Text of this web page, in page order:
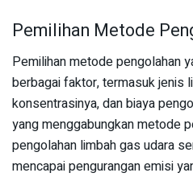
Pemilihan Metode
Pemilihan metode pengolahan
berbagai faktor, termasuk jenis
konsentrasinya, dan biaya
yang menggabungkan metode
pengolahan limbah gas udara
mencapai pengurangan emisi